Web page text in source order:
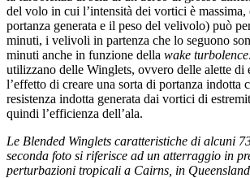
del volo in cui l’intensità dei vortici è massima,
portanza generata e il peso del velivolo) può
minuti, i velivoli in partenza che lo seguono
minuti anche in funzione della wake turbolence
utilizzano delle Winglets, ovvero delle alette di
l’effetto di creare una sorta di portanza indotta
resistenza indotta generata dai vortici di
quindi l’efficienza dell’ala.
Le Blended Winglets caratteristiche di alcuni
seconda foto si riferisce ad un atterraggio in
perturbazioni tropicali a Cairns, in